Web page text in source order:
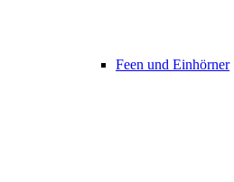
Feen und Einhörner